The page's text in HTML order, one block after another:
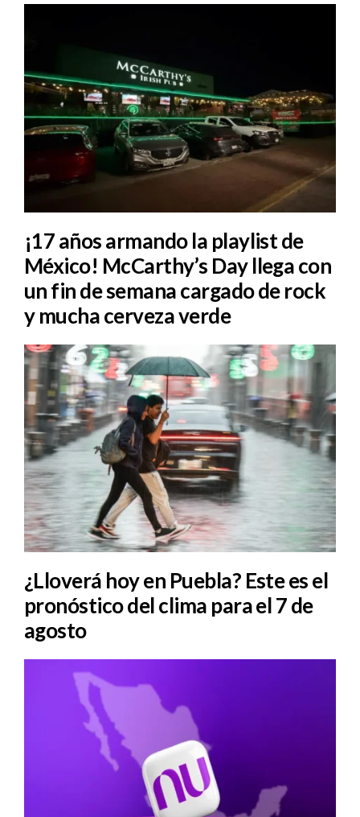
¡17 años armando la playlist de
México! McCarthy’s Day llega con
un fin de semana cargado de rock
y mucha cerveza verde
¿Lloverá hoy en Puebla? Este es el
pronóstico del clima para el 7 de
agosto